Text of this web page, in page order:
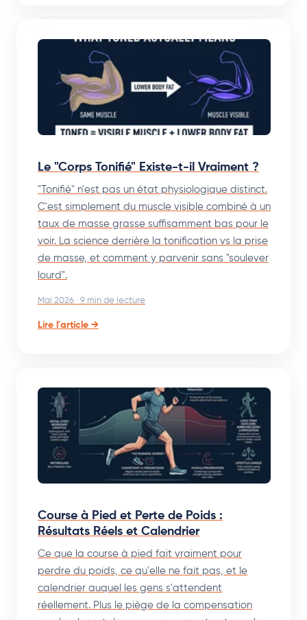
Le "Corps Tonifié" Existe-t-il Vraiment ?
"Tonifié" n'est pas un état physiologique distinct.
C'est simplement du muscle visible combiné à un
taux de masse grasse suffisamment bas pour le
voir. La science derrière la tonification vs la prise
de masse, et comment y parvenir sans "soulever
lourd".
Mai 2026 · 9 min de lecture
Lire l'article →
Course à Pied et Perte de Poids :
Résultats Réels et Calendrier
Ce que la course à pied fait vraiment pour
perdre du poids, ce qu'elle ne fait pas, et le
calendrier auquel les gens s'attendent
réellement. Plus le piège de la compensation